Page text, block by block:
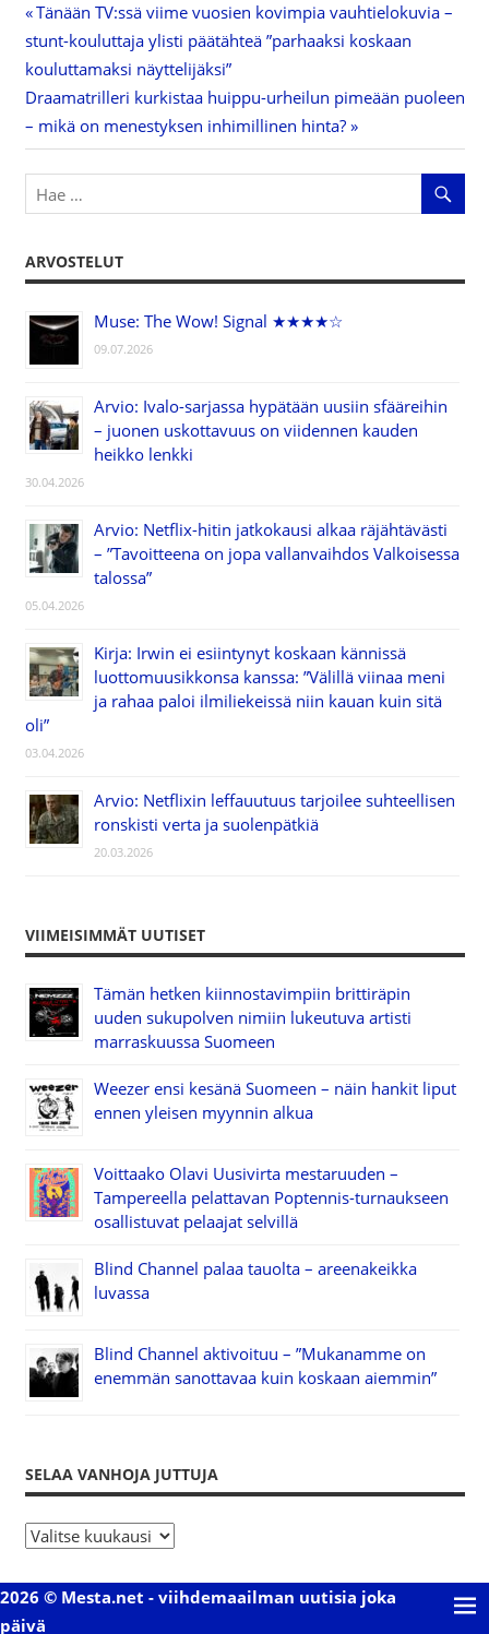
Artikkelien
selaus
Previous
Post:
Tänään TV:ssä viime vuosien kovimpia vauhtielokuvia –
stunt-kouluttaja ylisti päätähteä ”parhaaksi koskaan
kouluttamaksi näyttelijäksi”
Next
Post:
Draamatrilleri kurkistaa huippu-urheilun pimeään puoleen
– mikä on menestyksen inhimillinen hinta?
ARVOSTELUT
Muse: The Wow! Signal ★★★★☆
09.07.2026
Arvio: Ivalo-sarjassa hypätään uusiin sfääreihin
– juonen uskottavuus on viidennen kauden
heikko lenkki
30.04.2026
Arvio: Netflix-hitin jatkokausi alkaa räjähtävästi
– ”Tavoitteena on jopa vallanvaihdos Valkoisessa
talossa”
05.04.2026
Kirja: Irwin ei esiintynyt koskaan kännissä
luottomuusikkonsa kanssa: ”Välillä viinaa meni
ja rahaa paloi ilmiliekeissä niin kauan kuin sitä
oli”
03.04.2026
Arvio: Netflixin leffauutuus tarjoilee suhteellisen
ronskisti verta ja suolenpätkiä
20.03.2026
VIIMEISIMMÄT UUTISET
Tämän hetken kiinnostavimpiin brittiräpin
uuden sukupolven nimiin lukeutuva artisti
marraskuussa Suomeen
Weezer ensi kesänä Suomeen – näin hankit liput
ennen yleisen myynnin alkua
Voittaako Olavi Uusivirta mestaruuden –
Tampereella pelattavan Poptennis-turnaukseen
osallistuvat pelaajat selvillä
Blind Channel palaa tauolta – areenakeikka
luvassa
Blind Channel aktivoituu – ”Mukanamme on
enemmän sanottavaa kuin koskaan aiemmin”
SELAA VANHOJA JUTTUJA
S
l
a
2026 © Mesta.net - viihdemaailman uutisia joka
päivä